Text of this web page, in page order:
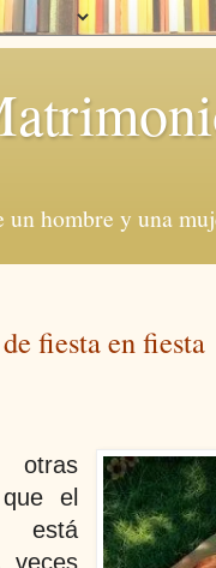
hombre y una
fiesta en fiesta
el